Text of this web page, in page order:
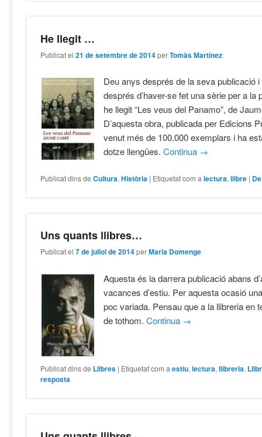
He llegit …
Publicat el21 de setembre de 2014 perTomàs Martínez
Deu anys després de la seva publicació
després d’haver-se fet una sèrie per a la
he llegit “Les veus del Panamo”, de
D’aquesta obra, publicada per Edicions
venut més de 100.000 exemplars i ha
dotze llengües.Continua →
Publicat dins de Cultura,Història | Etiquetat com a lectura,llibre |
Uns quants llibres…
Publicat el7 de juliol de 2014 perMaria Domenge
Aquesta és la darrera publicació abans
vacances d’estiu. Per aquesta ocasió
poc variada. Pensau que a la llibreria en
de tothom.Continua →
Publicat dins de Llibres | Etiquetat com a estiu,lectura,llibreria,
resposta